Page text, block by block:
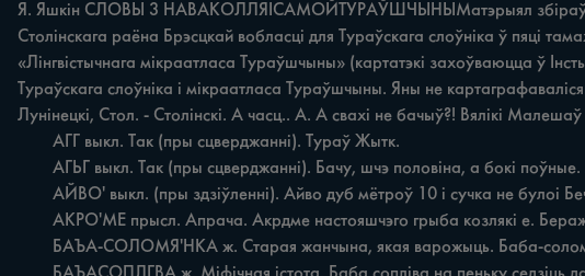
Я. Яшкін СЛОВЫ 3 НАВАКОЛЛЯIСАМОЙТУРАЎШЧЫНЫМатэрыял збіраўся ў
Столінскага раёна Брэсцкай вобласці для Тураўскага слоўніка ў пяці
«Лінгвістычнага мікраатласа Тураўшчыны» (картатэкі захоўваюцца ў
Тураўскага слоўніка i мікраатласа Тураўшчыны. Яны не
Лунінецкі, Стол. - Столінскі. A часц.. A. A свахі не бачыў?! Вялікі